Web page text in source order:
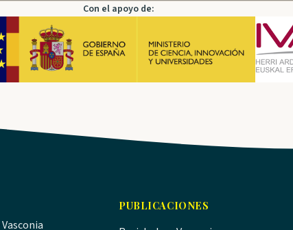
Con el apoyo de:
PUBLICACIONES